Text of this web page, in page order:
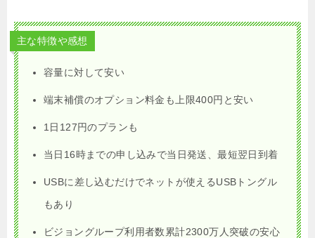
主な特徴や感想
容量に対して安い
端末補償のオプション料金も上限400円と安い
1日127円のプランも
当日16時までの申し込みで当日発送、最短翌日到着
USBに差し込むだけでネットが使えるUSBトングル
もあり
ビジョングループ利用者数累計2300万人突破の安心